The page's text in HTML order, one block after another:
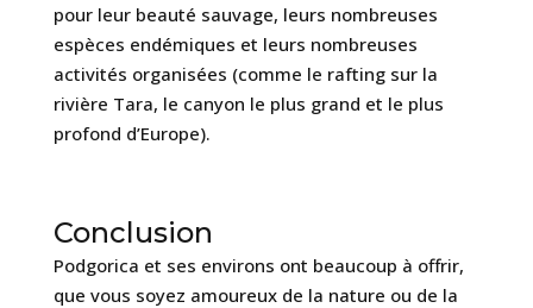
pour leur beauté sauvage, leurs nombreuses
espèces endémiques et leurs nombreuses
activités organisées (comme le rafting sur la
rivière Tara, le canyon le plus grand et le plus
profond d’Europe).
Conclusion
Podgorica et ses environs ont beaucoup à offrir,
que vous soyez amoureux de la nature ou de la